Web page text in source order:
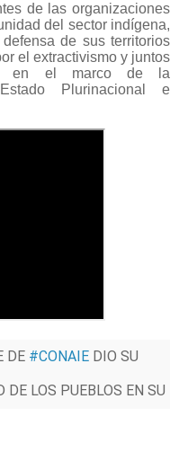
de las organizaciones
del sector indígena,
de sus territorios
el extractivismo y juntos
en el marco de la
Plurinacional e
DE #CONAIE DIO SU
LOS PUEBLOS EN SU